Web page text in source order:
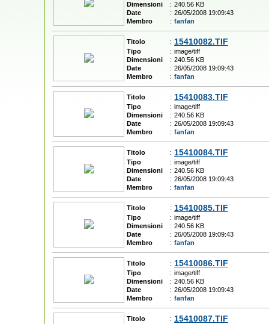
Dimensioni
: 240.56 KB
Date
: 26/05/2008 19:09:43
Membro
: fanfan
Titolo : 15410082.TIF
Tipo : image/tiff
Dimensioni
: 240.56 KB
Date
: 26/05/2008 19:09:43
Membro
: fanfan
Titolo : 15410083.TIF
Tipo : image/tiff
Dimensioni
: 240.56 KB
Date
: 26/05/2008 19:09:43
Membro
: fanfan
Titolo : 15410084.TIF
Tipo : image/tiff
Dimensioni
: 240.56 KB
Date
: 26/05/2008 19:09:43
Membro
: fanfan
Titolo : 15410085.TIF
Tipo : image/tiff
Dimensioni
: 240.56 KB
Date
: 26/05/2008 19:09:43
Membro
: fanfan
Titolo : 15410086.TIF
Tipo : image/tiff
Dimensioni
: 240.56 KB
Date
: 26/05/2008 19:09:43
Membro
: fanfan
Titolo : 15410087.TIF